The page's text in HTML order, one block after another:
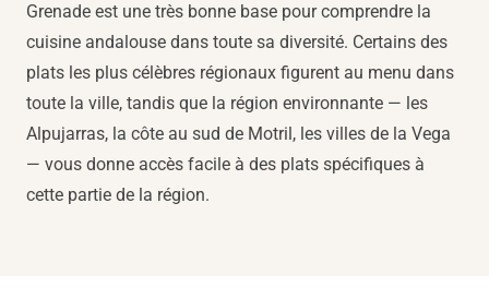
Grenade est une très bonne base pour comprendre la
cuisine andalouse dans toute sa diversité. Certains des
plats les plus célèbres régionaux figurent au menu dans
toute la ville, tandis que la région environnante — les
Alpujarras, la côte au sud de Motril, les villes de la Vega
— vous donne accès facile à des plats spécifiques à
cette partie de la région.